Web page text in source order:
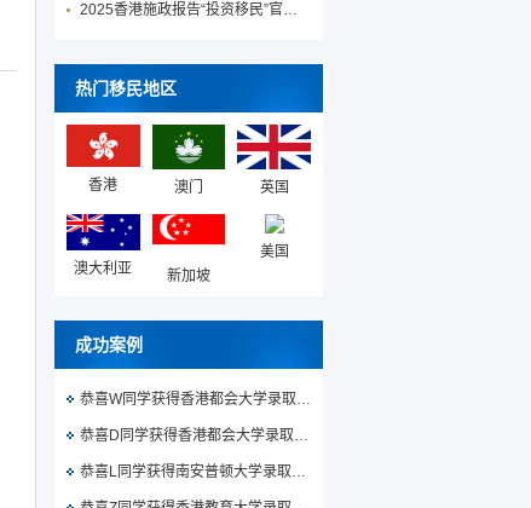
2025香港施政报告“投资移民”官宣降低投资移民门槛！
热门移民地区
香港 澳门 英国
澳大利亚 新加坡
美国
成功案例
恭喜W同学获得香港都会大学录取通知书
恭喜D同学获得香港都会大学录取通知书
恭喜L同学获得南安普顿大学录取通知书